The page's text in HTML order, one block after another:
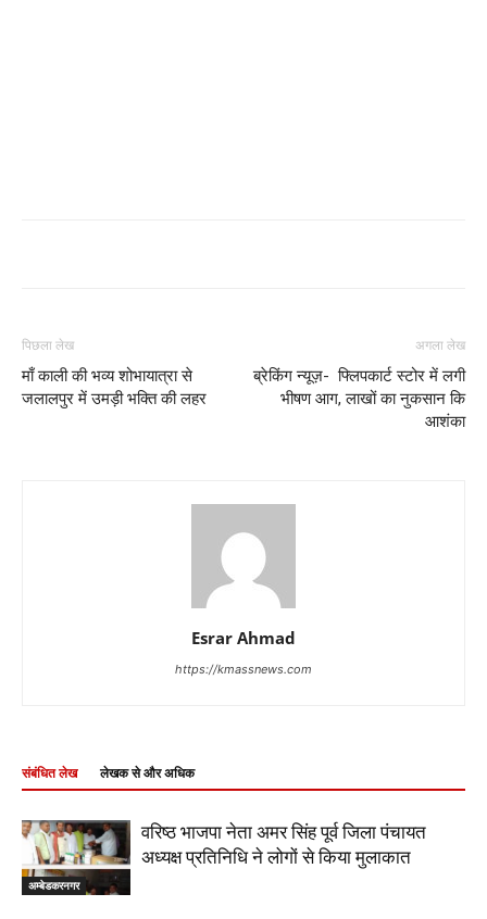
पिछला लेख
माँ काली की भव्य शोभायात्रा से
जलालपुर में उमड़ी भक्ति की लहर
अगला लेख
ब्रेकिंग न्यूज़- फ्लिपकार्ट स्टोर में लगी
भीषण आग, लाखों का नुकसान कि
आशंका
Esrar Ahmad
https://kmassnews.com
संबंधित लेख लेखक से और अधिक
अम्बेडकरनगर
वरिष्ठ भाजपा नेता अमर सिंह पूर्व जिला पंचायत
अध्यक्ष प्रतिनिधि ने लोगों से किया मुलाकात